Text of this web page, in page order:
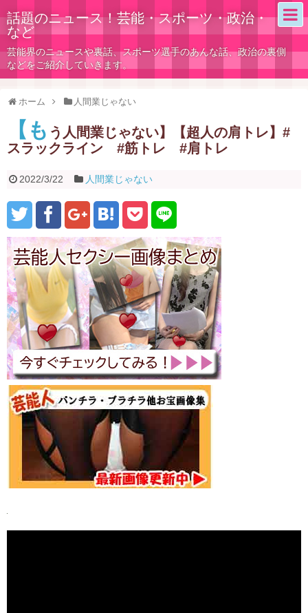
話題のニュース！芸能・スポーツ・政治・
など
芸能界のニュースや裏話、スポーツ選手のあんな話、政治の裏側
などをご紹介していきます。
ホーム 人間業じゃない
【も う人間業じゃない】【超人の肩トレ】#
スラックライン #筋トレ #肩トレ
2022/3/22 人間業じゃない